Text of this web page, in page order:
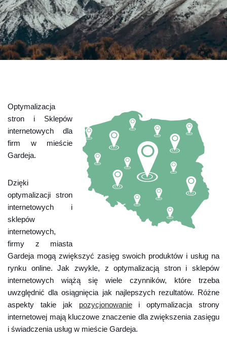
Optymalizacja
stron i Sklepów
internetowych dla
firm w mieście
Gardeja.
Dzięki
optymalizacji stron
internetowych i
sklepów
internetowych,
firmy z miasta
Gardeja mogą zwiększyć zasięg swoich produktów i usług na
rynku online. Jak zwykle, z optymalizacją stron i sklepów
internetowych wiążą się wiele czynników, które trzeba
uwzględnić dla osiągnięcia jak najlepszych rezultatów. Różne
aspekty takie jak pozycjonowaniei optymalizacja strony
internetowej mają kluczowe znaczenie dla zwiększenia zasięgu
i świadczenia usług w mieście Gardeja.